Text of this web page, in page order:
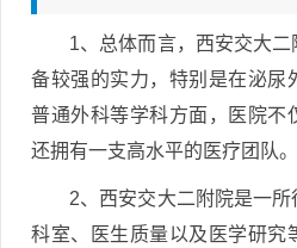
1、总体而言，西安交大
备较强的实力，特别是在泌尿
普通外科等学科方面，医院不
还拥有一支高水平的医疗团队。
2、西安交大二附院是一
科室、医生质量以及医学研究